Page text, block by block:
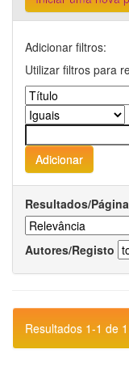
Adicionar filtros:
Utilizar filtros para
Resultados/Página
Autores/Registo
Resultados 1-1 de